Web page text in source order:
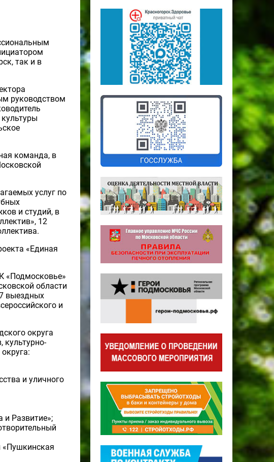
так и в
руководством
команда, в
услуг по
и студий, в
12
«Единая
«Подмосковье»
области
выездных
и
округа
культурно-
и уличного
Развитие»;
«Пушкинская